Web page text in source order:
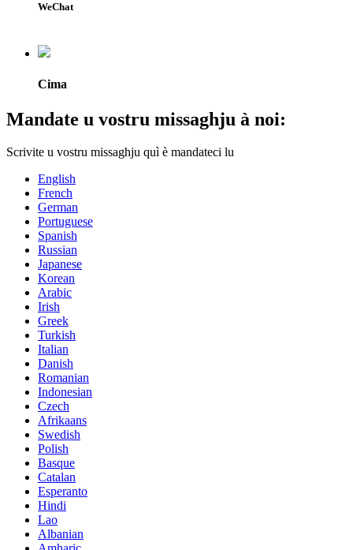
WeChat
Cima
Mandate u vostru missaghju à noi:
Scrivite u vostru missaghju quì è mandateci lu
English
French
German
Portuguese
Spanish
Russian
Japanese
Korean
Arabic
Irish
Greek
Turkish
Italian
Danish
Romanian
Indonesian
Czech
Afrikaans
Swedish
Polish
Basque
Catalan
Esperanto
Hindi
Lao
Albanian